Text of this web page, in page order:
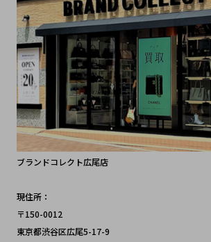
ブランドコレクト広尾店
現住所：
〒150-0012
東京都渋谷区広尾5-17-9